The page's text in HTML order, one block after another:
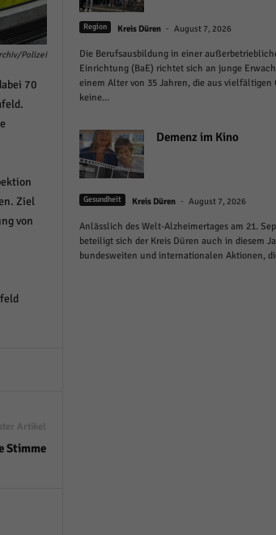
Polizei
70
Ziel
von
Artikel
Stimme
Region Kreis Düren - August 7, 2026
Die Berufsausbildung in einer
Einrichtung (BaE) richtet sich an junge
einem Alter von 35 Jahren, die aus vielfältigen
keine...
Demenz im Kino
Gesundheit Kreis Düren - August 7, 2026
Anlässlich des Welt-Alzheimertages am 21.
beteiligt sich der Kreis Düren auch in diesem
bundesweiten und internationalen Aktionen,
für die einwandfreie
helfen uns zu verstehen,
Marketing
um personalisierte
auf diese Inhalte
Datenschutzerklärung